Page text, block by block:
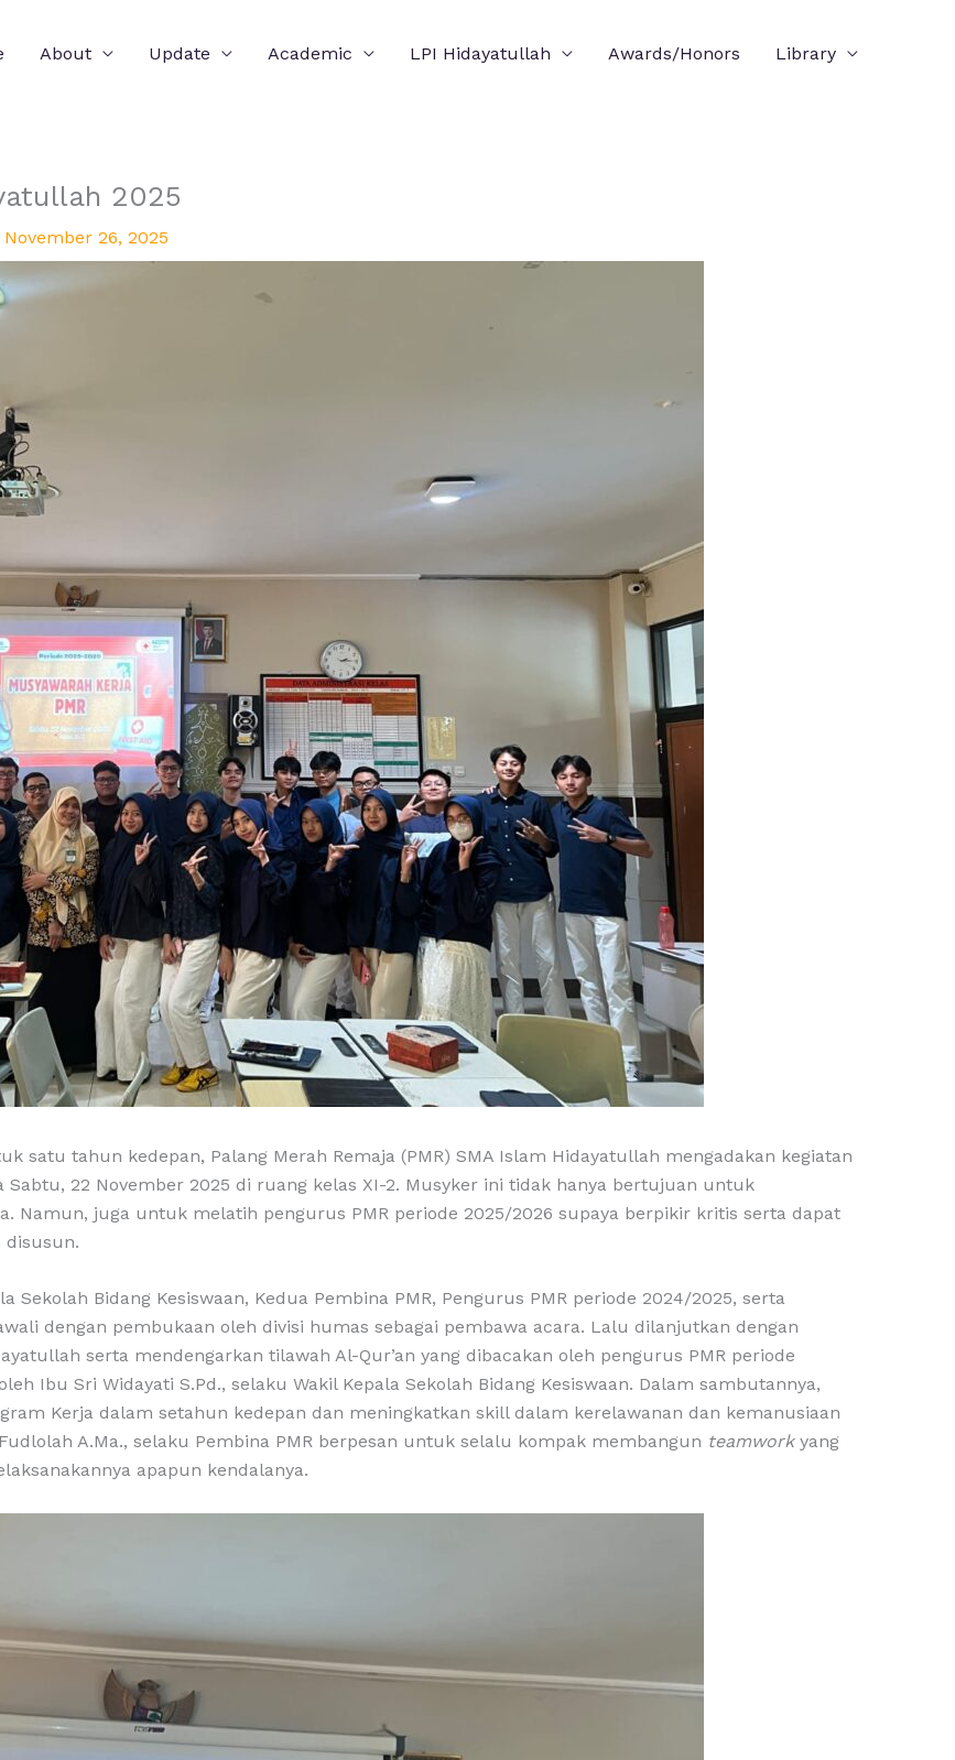
About Update Academic LPI Hidayatullah Awards/Honors Library
2025
November 26, 2025
satu tahun kedepan, Palang Merah Remaja (PMR) SMA Islam Hidayatullah mengadakan kegiatan
Sabtu, 22 November 2025 di ruang kelas XI-2. Musyker ini tidak hanya bertujuan untuk
Namun, juga untuk melatih pengurus PMR periode 2025/2026 supaya berpikir kritis serta dapat
disusun.
Bidang Kesiswaan, Kedua Pembina PMR, Pengurus PMR periode 2024/2025, serta
dengan pembukaan oleh divisi humas sebagai pembawa acara. Lalu dilanjutkan dengan
serta mendengarkan tilawah Al-Qur’an yang dibacakan oleh pengurus PMR periode
Ibu Sri Widayati S.Pd., selaku Wakil Kepala Sekolah Bidang Kesiswaan. Dalam sambutannya,
Kerja dalam setahun kedepan dan meningkatkan skill dalam kerelawanan dan kemanusiaan
A.Ma., selaku Pembina PMR berpesan untuk selalu kompak membangun teamworkyang
apapun kendalanya.